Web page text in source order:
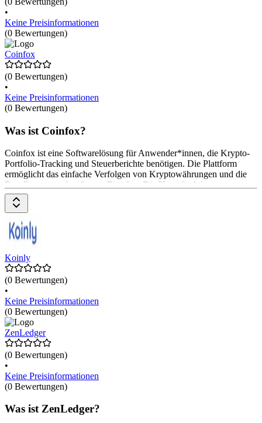
•
Keine Preisinformationen
(0 Bewertungen)
Coinfox
(0 Bewertungen)
•
Keine Preisinformationen
(0 Bewertungen)
Was ist Coinfox?
Coinfox ist eine Softwarelösung für Anwender*innen, die Krypto-
Portfolio-Tracking und Steuerberichte benötigen. Die Plattform
ermöglicht das einfache Verfolgen von Kryptowährungen und die
Erstellung steuerkonformer Berichte. Die Hauptfunktionen
umfassen automatisierte Datenimporte von über 300 Börsen und
Wallets, eine intuitive Benutzeroberfläche sowie die Berechnung
von Krypto-Steuern gemäß deutschen Steuerregeln. Die
Grundfunktionen sind kostenlos, während für den vollen
Funktionsumfang verschiedene Abo
Koinly
(0 Bewertungen)
•
Keine Preisinformationen
(0 Bewertungen)
ZenLedger
(0 Bewertungen)
•
Keine Preisinformationen
(0 Bewertungen)
Was ist ZenLedger?